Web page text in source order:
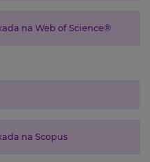
na Web of Science®
na Scopus